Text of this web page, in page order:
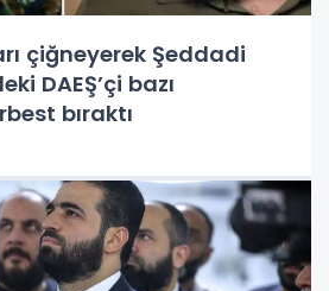
çiğneyerek Şeddadi
DAEŞ’çi bazı
bıraktı